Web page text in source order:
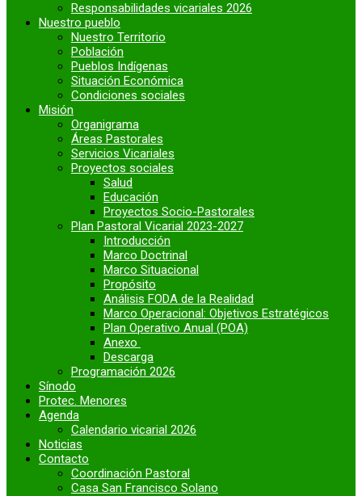
Responsabilidades vicariales 2026
Nuestro pueblo
Nuestro Territorio
Población
Pueblos Indígenas
Situación Económica
Condiciones sociales
Misión
Organigrama
Áreas Pastorales
Servicios Vicariales
Proyectos sociales
Salud
Educación
Proyectos Socio-Pastorales
Plan Pastoral Vicarial 2023-2027
Introducción
Marco Doctrinal
Marco Situacional
Propósito
Análisis FODA de la Realidad
Marco Operacional: Objetivos Estratégicos
Plan Operativo Anual (POA)
Anexo
Descarga
Programación 2026
Sínodo
Protec. Menores
Agenda
Calendario vicarial 2026
Noticias
Contacto
Coordinación Pastoral
Casa San Francisco Solano